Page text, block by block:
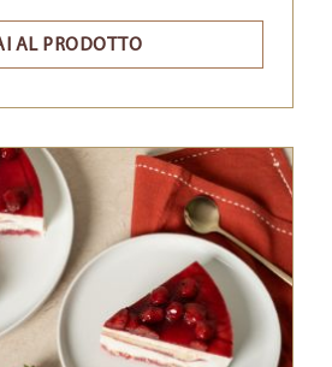
AL PRODOTTO